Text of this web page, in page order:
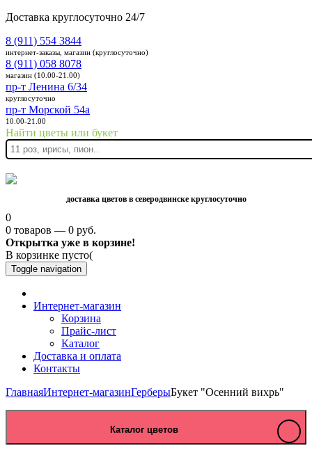
Доставка круглосуточно 24/7
8 (911) 554 3844
интернет-заказы, магазин (круглосуточно)
8 (911) 058 8078
магазин (10.00-21.00)
пр-т Ленина 6/34
круглосуточно
пр-т Морской 54а
10.00-21.00
Найти цветы или букет
доставка цветов в северодвинске круглосуточно
0
0 товаров — 0 руб.
Открытка уже в корзине!
В корзинке пусто(
Toggle navigation
Интернет-магазин
Корзина
Прайс-лист
Каталог
Доставка и оплата
Контакты
ГлавнаяИнтернет-магазинГерберыБукет "Осенний вихрь"
Каталог цветов